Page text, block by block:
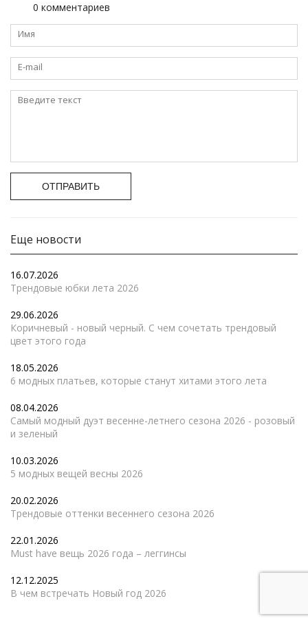
0 комментариев
ОТПРАВИТЬ
Еще новости
16.07.2026
Трендовые юбки лета 2026
29.06.2026
Коричневый - новый черный. С чем сочетать трендовый
цвет этого года
18.05.2026
6 модных платьев, которые станут хитами этого лета
08.04.2026
Самый модный дуэт весенне-летнего сезона 2026 - розовый
и зеленый
10.03.2026
5 модных вещей весны 2026
20.02.2026
Трендовые оттенки весеннего сезона 2026
22.01.2026
Must have вещь 2026 года – леггинсы
12.12.2025
В чем встречать Новый год 2026